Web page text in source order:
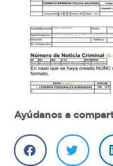
Ayúdanos a